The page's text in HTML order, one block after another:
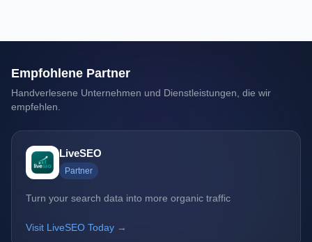
Empfohlene Partner
Handverlesene Unternehmen und Dienstleistungen, die wir
empfehlen.
LiveSEO
Partner
Turn your search data into more organic traffic
Visit LiveSEO Today →